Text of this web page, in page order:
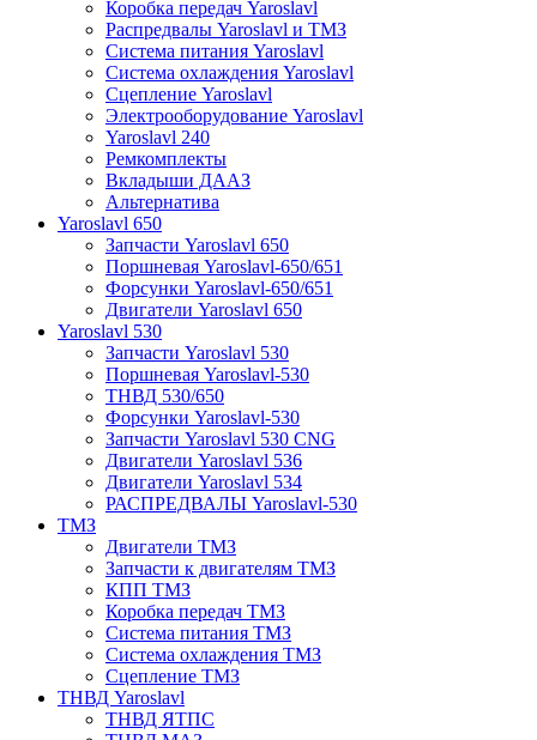
Коробка передач Yaroslavl
Распредвалы Yaroslavl и ТМЗ
Система питания Yaroslavl
Система охлаждения Yaroslavl
Сцепление Yaroslavl
Электрооборудование Yaroslavl
Yaroslavl 240
Ремкомплекты
Вкладыши ДААЗ
Альтернатива
Yaroslavl 650
Запчасти Yaroslavl 650
Поршневая Yaroslavl-650/651
Форсунки Yaroslavl-650/651
Двигатели Yaroslavl 650
Yaroslavl 530
Запчасти Yaroslavl 530
Поршневая Yaroslavl-530
ТНВД 530/650
Форсунки Yaroslavl-530
Запчасти Yaroslavl 530 CNG
Двигатели Yaroslavl 536
Двигатели Yaroslavl 534
РАСПРЕДВАЛЫ Yaroslavl-530
ТМЗ
Двигатели ТМЗ
Запчасти к двигателям ТМЗ
КПП ТМЗ
Коробка передач ТМЗ
Система питания ТМЗ
Система охлаждения ТМЗ
Сцепление ТМЗ
ТНВД Yaroslavl
ТНВД ЯТПС